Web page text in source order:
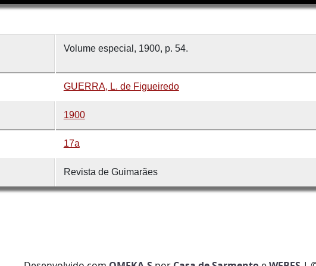
Volume especial, 1900, p. 54.
GUERRA, L. de Figueiredo
1900
17a
Revista de Guimarães